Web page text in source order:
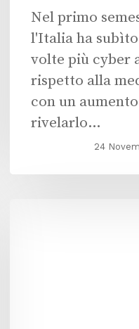
Nel primo
l'Italia ha
volte più cyber
rispetto alla
con un
rivelarlo…
24